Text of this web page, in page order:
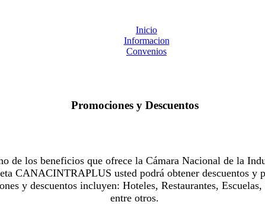
Inicio
Informacion
Convenios
Promociones y Descuentos
de los beneficios que ofrece la Cámara Nacional de la
CANACINTRAPLUS usted podrá obtener descuentos y
y descuentos incluyen: Hoteles, Restaurantes,
entre otros.